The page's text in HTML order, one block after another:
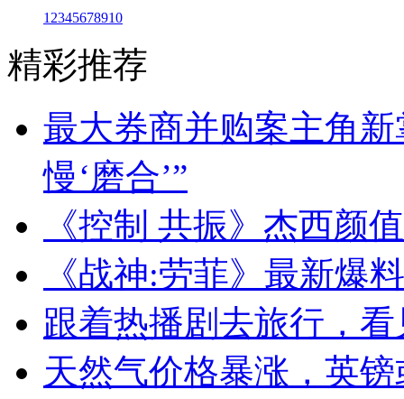
1 2345678910
精彩推荐
最大券商并购案主角
慢‘磨合’”
《控制 共振》杰西颜
《战神:劳菲》最新爆
跟着热播剧去旅行，
天然气价格暴涨，英